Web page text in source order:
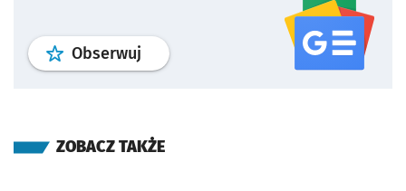
Obserwuj profil serwisu
ZOBACZ TAKŻE